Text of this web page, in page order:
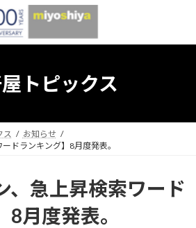
トピックス
ス
お知らせ
ドランキング】8月度発表。
、急上昇検索ワード
月度発表。